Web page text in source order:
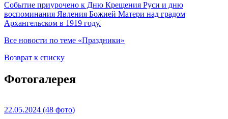
Событие приурочено к Дню Крещения Руси и дню
воспоминания Явления Божией Матери над градом
Архангельском в 1919 году.
Все новости по теме «Праздники»
Возврат к списку
Фотогалерея
22.05.2024 (48 фото)